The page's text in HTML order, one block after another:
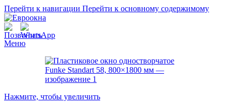
Перейти к навигации Перейти к основному содержимому
Меню
Нажмите, чтобы увеличить